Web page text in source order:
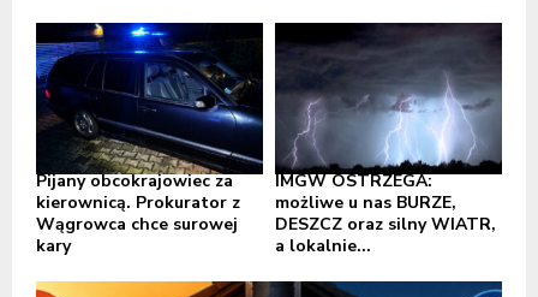
Pijany obcokrajowiec za
kierownicą. Prokurator z
Wągrowca chce surowej
kary
IMGW OSTRZEGA:
możliwe u nas BURZE,
DESZCZ oraz silny WIATR,
a lokalnie...